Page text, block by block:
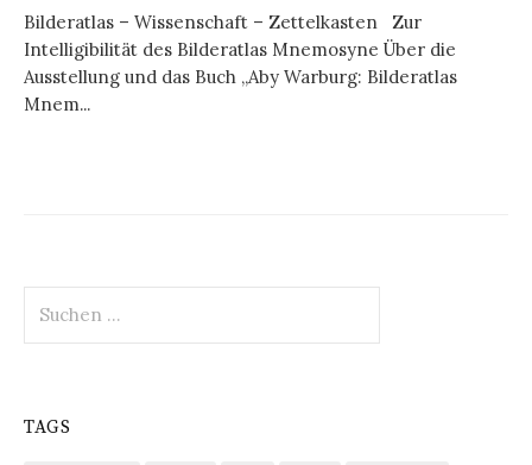
Bilderatlas – Wissenschaft – Zettelkasten Zur
Intelligibilität des Bilderatlas Mnemosyne Über die
Ausstellung und das Buch „Aby Warburg: Bilderatlas
Mnem...
nach:
TAGS